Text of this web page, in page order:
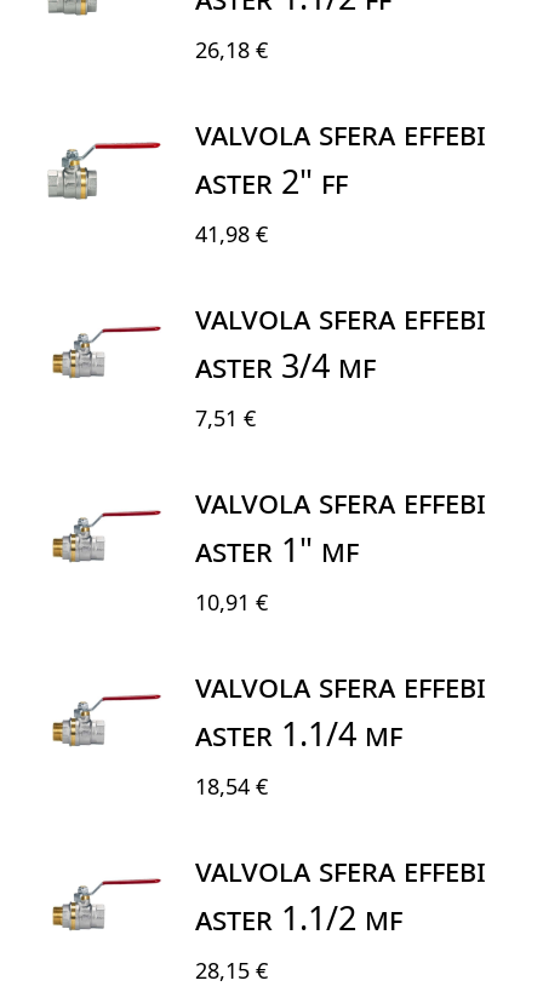
26,18 €
VALVOLA SFERA EFFEBI
ASTER 2" FF
41,98 €
VALVOLA SFERA EFFEBI
ASTER 3/4 MF
7,51 €
VALVOLA SFERA EFFEBI
ASTER 1" MF
10,91 €
VALVOLA SFERA EFFEBI
ASTER 1.1/4 MF
18,54 €
VALVOLA SFERA EFFEBI
ASTER 1.1/2 MF
28,15 €